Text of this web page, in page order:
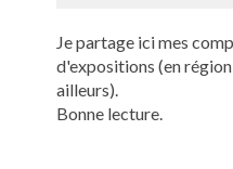
Je partage ici mes
d'expositions (en
ailleurs).
Bonne lecture.